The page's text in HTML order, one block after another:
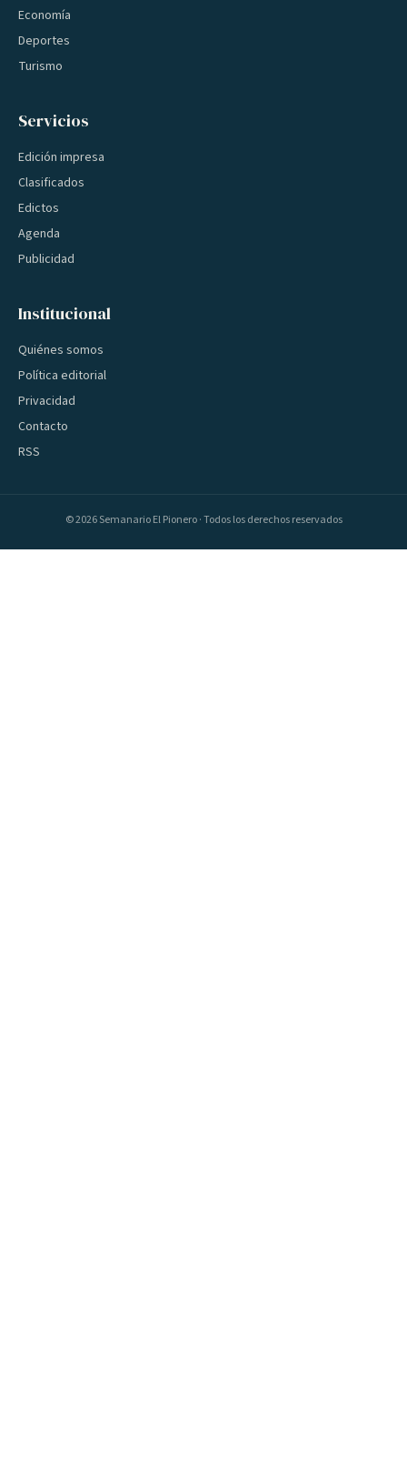
Economía
Deportes
Turismo
Servicios
Edición impresa
Clasificados
Edictos
Agenda
Publicidad
Institucional
Quiénes somos
Política editorial
Privacidad
Contacto
RSS
©2026Semanario El Pionero · Todos los derechos reservados